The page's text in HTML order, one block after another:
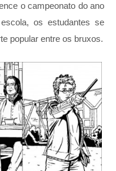
o campeonato do ano
os estudantes se
popular entre os bruxos.